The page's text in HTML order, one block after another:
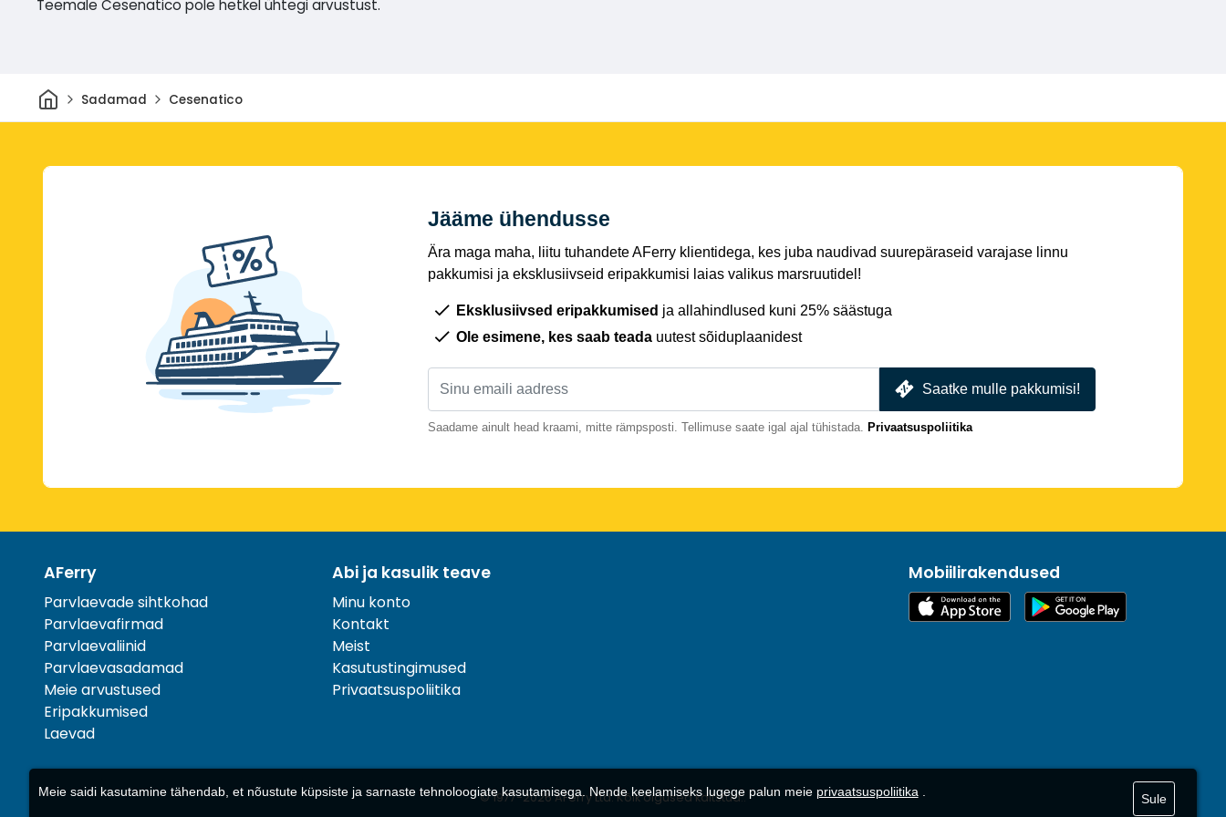
Teemale Cesenatico pole hetkel ühtegi arvustust.
Avaleht
Sadamad Cesenatico
Jääme ühendusse
Ära maga maha, liitu tuhandete AFerry klientidega, kes juba naudivad suurepäraseid varajase linnu
pakkumisi ja eksklusiivseid eripakkumisi laias valikus marsruutidel!
Eksklusiivsed eripakkumised ja allahindlused kuni 25% säästuga
Ole esimene, kes saab teada uutest sõiduplaanidest
Saatke mulle pakkumisi!
Saadame ainult head kraami, mitte rämpsposti. Tellimuse saate igal ajal tühistada. Privaatsuspoliitika
AFerry
Parvlaevade sihtkohad
Parvlaevafirmad
Parvlaevaliinid
Parvlaevasadamad
Meie arvustused
Eripakkumised
Laevad
Abi ja kasulik teave
Minu konto
Kontakt
Meist
Kasutustingimused
Privaatsuspoliitika
Mobiilirakendused
© 1977-2026AFerry Ltd. Kõik õigused kaitstud..
Meie saidi kasutamine tähendab, et nõustute küpsiste ja sarnaste tehnoloogiate kasutamisega. Nende keelamiseks lugege palun meie privaatsuspoliitika Sule